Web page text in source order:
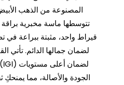
تتوسطها ماسة مخبرية
قيراط واحد، مثبتة ببراعة
لضمان جمالها الدائم. تأتي
الجودة والأصالة، مما